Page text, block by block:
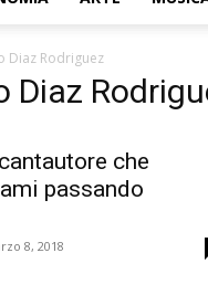
Diaz Rodriguez
Diaz
che
passando
8, 2018